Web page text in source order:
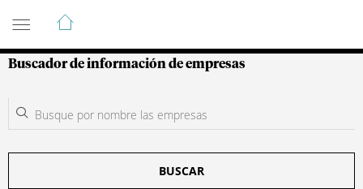
Guía de Empresas Colombianas
Buscador de información de empresas
BUSCAR